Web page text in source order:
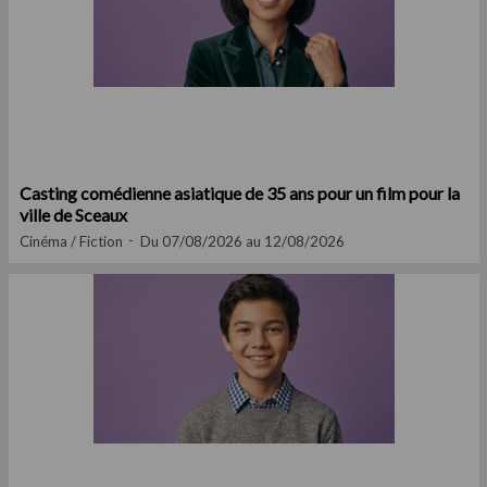
Casting comédienne asiatique de 35 ans pour un film pour la
ville de Sceaux
Cinéma / Fiction Du 07/08/2026 au 12/08/2026